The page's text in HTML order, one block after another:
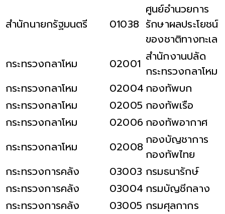
สำนักนายกรัฐมนตรี 01038
ศูนย์อำนวยการ
รักษาผลประโยชน์
ของชาติทางทะเล
กระทรวงกลาโหม
02001 สำนักงานปลัด
กระทรวงกลาโหม
กระทรวงกลาโหม
02004 กองทัพบก
กระทรวงกลาโหม
02005 กองทัพเรือ
กระทรวงกลาโหม
02006 กองทัพอากาศ
กระทรวงกลาโหม
02008 กองบัญชาการ
กองทัพไทย
กระทรวงการคลัง
03003 กรมธนารักษ์
กระทรวงการคลัง
03004 กรมบัญชีกลาง
กระทรวงการคลัง
03005 กรมศุลกากร